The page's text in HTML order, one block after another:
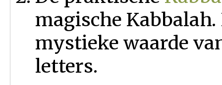
magische
mystieke waarde
letters.